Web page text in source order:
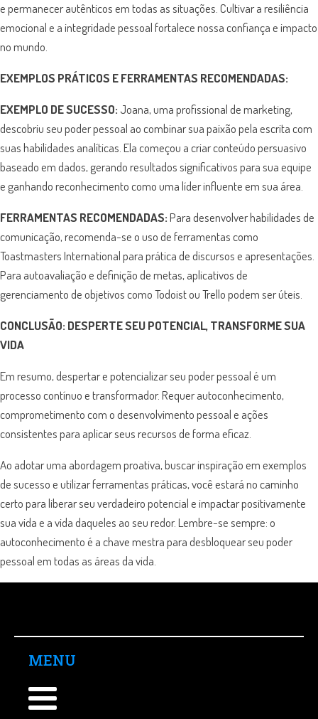
e permanecer autênticos em todas as situações. Cultivar a resiliência
emocional e a integridade pessoal fortalece nossa confiança e impacto
no mundo.
EXEMPLOS PRÁTICOS E FERRAMENTAS RECOMENDADAS:
EXEMPLO DE SUCESSO: Joana, uma profissional de marketing,
descobriu seu poder pessoal ao combinar sua paixão pela escrita com
suas habilidades analíticas. Ela começou a criar conteúdo persuasivo
baseado em dados, gerando resultados significativos para sua equipe
e ganhando reconhecimento como uma líder influente em sua área.
FERRAMENTAS RECOMENDADAS:Para desenvolver habilidades de
comunicação, recomenda-se o uso de ferramentas como
Toastmasters International para prática de discursos e apresentações.
Para autoavaliação e definição de metas, aplicativos de
gerenciamento de objetivos como Todoist ou Trello podem ser úteis.
CONCLUSÃO: DESPERTE SEU POTENCIAL, TRANSFORME SUA
VIDA
Em resumo, despertar e potencializar seu poder pessoal é um
processo contínuo e transformador. Requer autoconhecimento,
comprometimento com o desenvolvimento pessoal e ações
consistentes para aplicar seus recursos de forma eficaz.
Ao adotar uma abordagem proativa, buscar inspiração em exemplos
de sucesso e utilizar ferramentas práticas, você estará no caminho
certo para liberar seu verdadeiro potencial e impactar positivamente
sua vida e a vida daqueles ao seu redor. Lembre-se sempre: o
autoconhecimento é a chave mestra para desbloquear seu poder
pessoal em todas as áreas da vida.
MENU